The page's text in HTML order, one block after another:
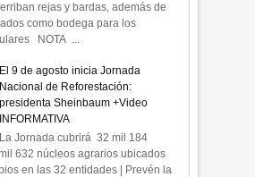
rejas y bardas, además de
como bodega para los
NOTA ...
El 9 de agosto inicia Jornada
Nacional de Reforestación:
presidenta Sheinbaum +Video
INFORMATIVA
La Jornada cubrirá 32 mil 184
632 núcleos agrarios ubicados
en las 32 entidades | Prevén la